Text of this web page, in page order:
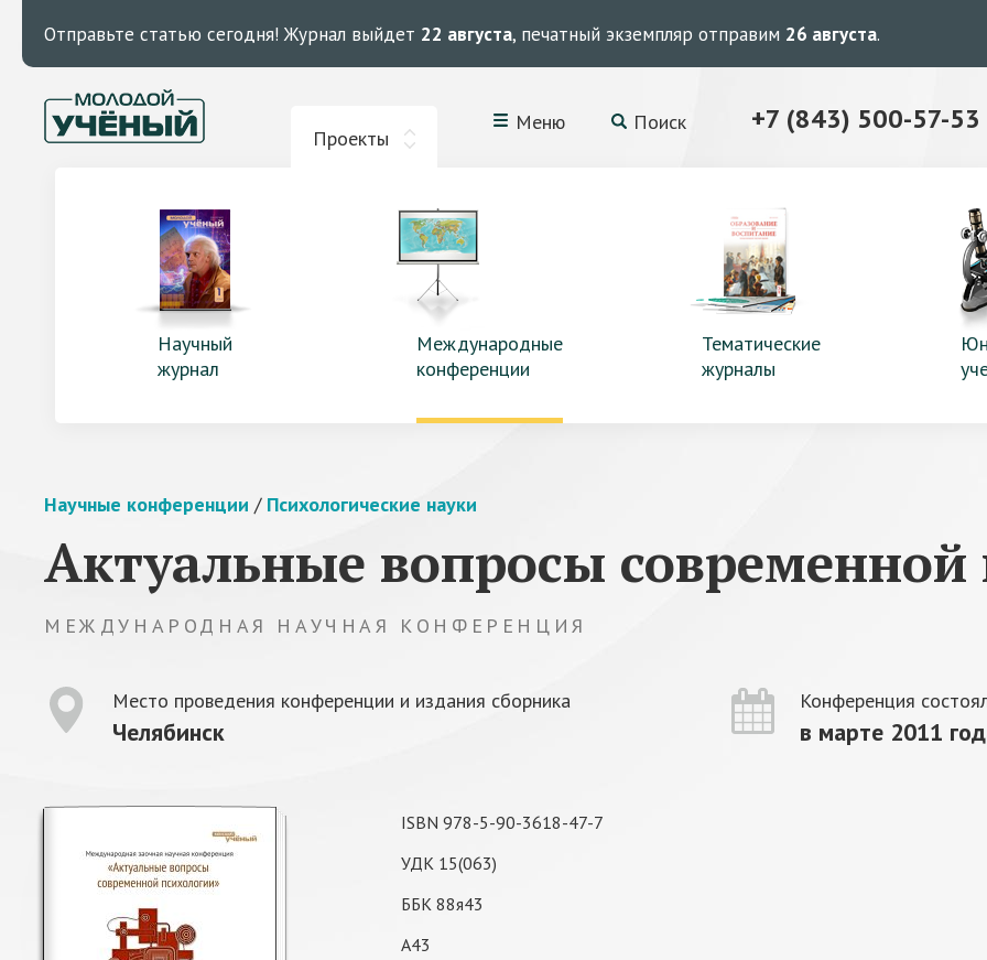
Отправьте статью сегодня! Журнал выйдет 22 августа, печатный экземпляр отправим 26 августа.
Проекты
Меню Поиск +7 (843) 500-57-53
Научный
журнал
Международные
конференции
Тематические
журналы
Научные конференции / Психологические науки
Актуальные вопросы современной
МЕЖДУНАРОДНАЯ НАУЧНАЯ КОНФЕРЕНЦИЯ
Место проведения конференции и издания сборника
Челябинск
Конференция
в марте 2011
ISBN 978-5-90-3618-47-7
УДК 15(063)
ББК 88я43
А43